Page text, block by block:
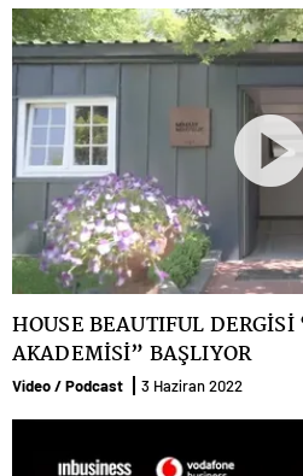
HOUSE BEAUTIFUL
AKADEMİSİ” BAŞLIYOR
Video / Podcast 3 Haziran 2022